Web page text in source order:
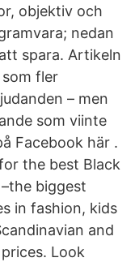
objektiv och
nedan
spara. Artikeln
fler
– men
som viinte
Facebook här .
the best Black
biggest
in fashion, kids
and
Look